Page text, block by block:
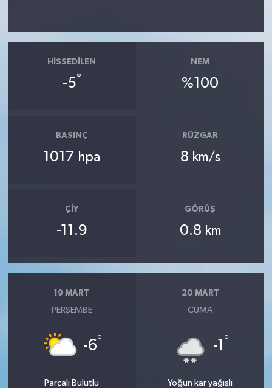
HISSEDILEN
-5°
NEM
%100
BASINÇ
1017 hpa
RÜZGAR
8 km/s
ÇIY
-11.9
GÖRÜŞ
0.8 km
19 MART
PERŞEMBE
-6°
Parçalı Bulutlu
20 MART
CUMA
-1 °
Yoğun kar yağışlı